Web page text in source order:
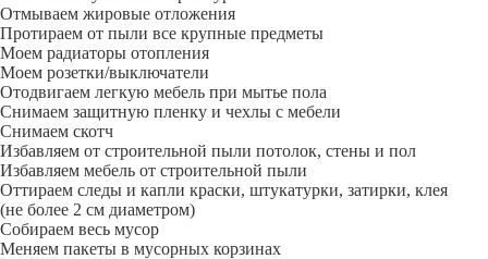
Отмываем жировые отложения
Протираем от пыли все крупные предметы
Моем радиаторы отопления
Моем розетки/выключатели
Отодвигаем легкую мебель при мытье пола
Снимаем защитную пленку и чехлы с мебели
Снимаем скотч
Избавляем от строительной пыли потолок, стены и пол
Избавляем мебель от строительной пыли
Оттираем следы и капли краски, штукатурки, затирки, клея
(не более 2 см диаметром)
Собираем весь мусор
Меняем пакеты в мусорных корзинах